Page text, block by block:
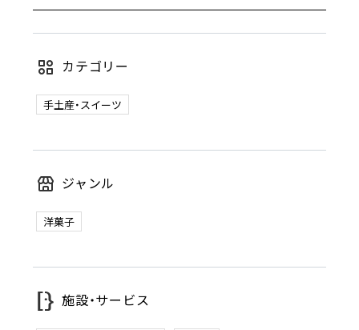
カテゴリー
手土産・スイーツ
ジャンル
洋菓子
施設・サービス